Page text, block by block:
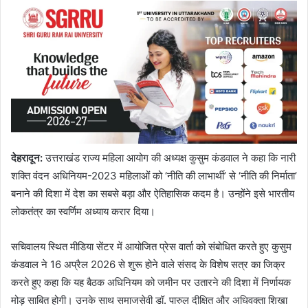
देहरादून:उत्तराखंड राज्य महिला आयोग की अध्यक्ष कुसुम कंडवाल ने कहा कि नारी
शक्ति वंदन अधिनियम-2023 महिलाओं को ‘नीति की लाभार्थी’ से ‘नीति की निर्माता’
बनाने की दिशा में देश का सबसे बड़ा और ऐतिहासिक कदम है। उन्होंने इसे भारतीय
लोकतंत्र का स्वर्णिम अध्याय करार दिया।
सचिवालय स्थित मीडिया सेंटर में आयोजित प्रेस वार्ता को संबोधित करते हुए कुसुम
कंडवाल ने 16 अप्रैल 2026 से शुरू होने वाले संसद के विशेष सत्र का जिक्र
करते हुए कहा कि यह बैठक अधिनियम को जमीन पर उतारने की दिशा में निर्णायक
मोड़ साबित होगी। उनके साथ समाजसेवी डॉ. पारुल दीक्षित और अधिवक्ता शिखा